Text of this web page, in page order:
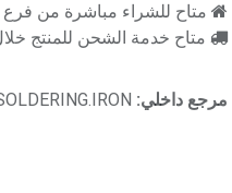
متاح للشراء مباشرة من فرع
متاح خدمة الشحن للمنتج خلال 2-3 ايام
مرجع داخلي: